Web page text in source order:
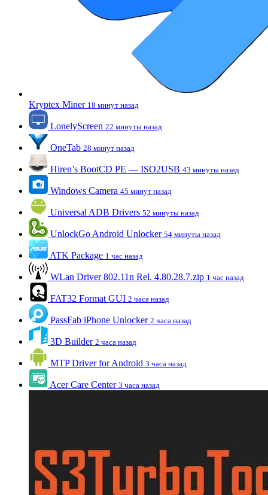
Kryptex Miner 18 минут назад
LonelyScreen 22 минуты назад
OneTab 28 минут назад
Hiren’s BootCD PE — ISO2USB 43 минуты назад
Windows Camera 45 минут назад
Universal ADB Drivers 52 минуты назад
UnlockGo Android Unlocker 54 минуты назад
ATK Package 1 час назад
WLan Driver 802.11n Rel. 4.80.28.7.zip 1 час назад
FAT32 Format GUI 2 часа назад
PassFab iPhone Unlocker 2 часа назад
3D Builder 2 часа назад
MTP Driver for Android 3 часа назад
Acer Care Center 3 часа назад